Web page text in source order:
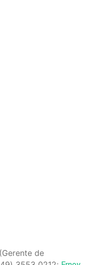
(Gerente de